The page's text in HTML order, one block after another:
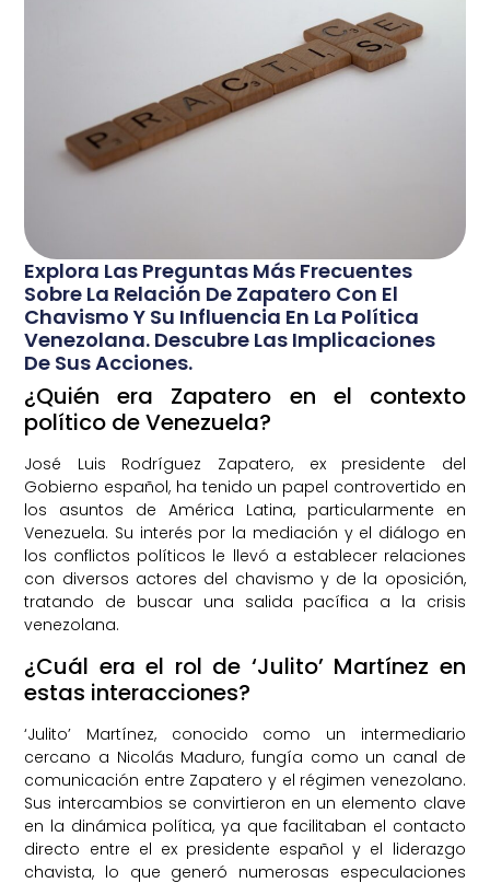
Explora Las Preguntas Más Frecuentes
Sobre La Relación De Zapatero Con El
Chavismo Y Su Influencia En La Política
Venezolana. Descubre Las Implicaciones
De Sus Acciones.
¿Quién era Zapatero en el contexto
político de Venezuela?
José Luis Rodríguez Zapatero, ex presidente del
Gobierno español, ha tenido un papel controvertido en
los asuntos de América Latina, particularmente en
Venezuela. Su interés por la mediación y el diálogo en
los conflictos políticos le llevó a establecer relaciones
con diversos actores del chavismo y de la oposición,
tratando de buscar una salida pacífica a la crisis
venezolana.
¿Cuál era el rol de ‘Julito’ Martínez en
estas interacciones?
‘Julito’ Martínez, conocido como un intermediario
cercano a Nicolás Maduro, fungía como un canal de
comunicación entre Zapatero y el régimen venezolano.
Sus intercambios se convirtieron en un elemento clave
en la dinámica política, ya que facilitaban el contacto
directo entre el ex presidente español y el liderazgo
chavista, lo que generó numerosas especulaciones